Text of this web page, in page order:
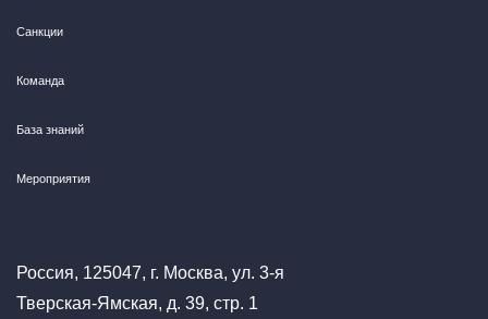
Санкции
Команда
База знаний
Мероприятия
Россия, 125047, г. Москва, ул. 3-я
Тверская-Ямская, д. 39, стр. 1